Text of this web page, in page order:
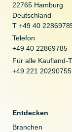
22765 Hamburg
Deutschland
T +49 40
Telefon
+49 40 22869785
Für alle Kaufland-
+49 221 20290755
Entdecken
Branchen